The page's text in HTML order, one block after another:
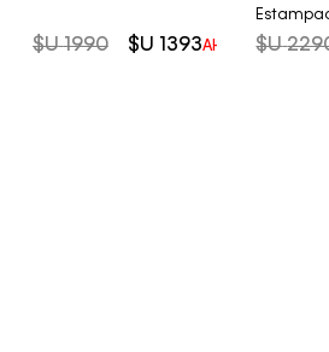
$U 1990 $U 1393AHORRO DEL
$U